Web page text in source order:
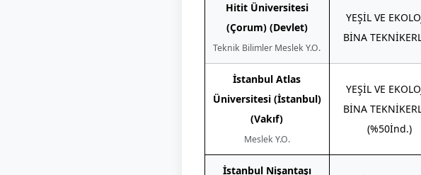
Hitit Üniversitesi
(Çorum) (Devlet)
Teknik Bilimler Meslek Y.O.
YEŞİL VE
BİNA
İstanbul Atlas
Üniversitesi (İstanbul)
(Vakıf)
Meslek Y.O.
YEŞİL VE
BİNA
(%50İnd.)
İstanbul Nişantaşı